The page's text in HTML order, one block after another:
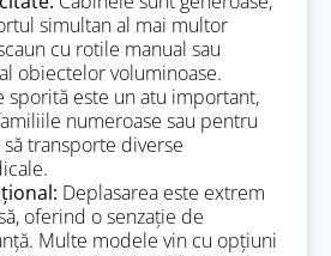
simultan al mai multor
cu rotile manual sau
obiectelor voluminoase.
sporită este un atu important,
numeroase sau pentru
transporte diverse
Deplasarea este extrem
oferind o senzație de
Multe modele vin cu opțiuni